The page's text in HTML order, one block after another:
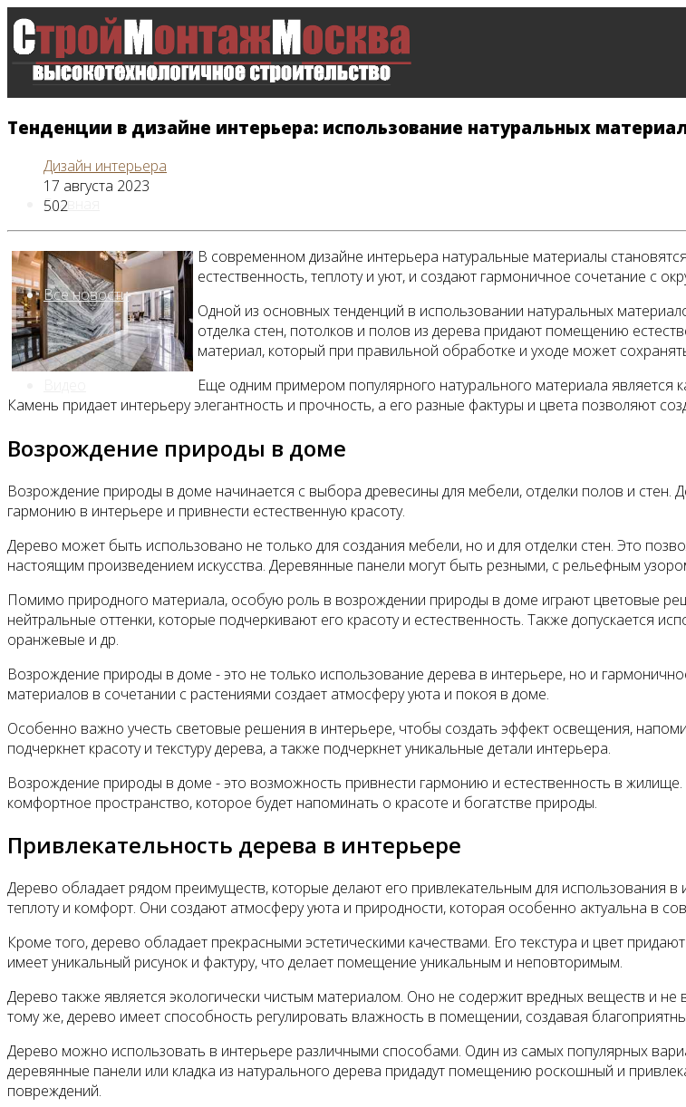
Главная
Все новости
Тенденции в дизайне интерьера: использование натуральных
Дизайн интерьера
17 августа 2023
502
В современном дизайне интерьера натуральные материалы
естественность, теплоту и уют, и создают гармоничное сочетание с
Одной из основных тенденций в использовании натуральных
отделка стен, потолков и полов из дерева придают помещению
материал, который при правильной обработке и уходе может
Еще одним примером популярного натурального материала является
Камень придает интерьеру элегантность и прочность, а его разные фактуры и цвета позволяют
Возрождение природы в доме
Возрождение природы в доме начинается с выбора древесины для мебели, отделки полов и стен.
гармонию в интерьере и привнести естественную красоту.
Дерево может быть использовано не только для создания мебели, но и для отделки стен. Это
настоящим произведением искусства. Деревянные панели могут быть резными, с рельефным
Помимо природного материала, особую роль в возрождении природы в доме играют цветовые
нейтральные оттенки, которые подчеркивают его красоту и естественность. Также допускается
оранжевые и др.
Возрождение природы в доме - это не только использование дерева в интерьере, но и
материалов в сочетании с растениями создает атмосферу уюта и покоя в доме.
Особенно важно учесть световые решения в интерьере, чтобы создать эффект освещения,
подчеркнет красоту и текстуру дерева, а также подчеркнет уникальные детали интерьера.
Возрождение природы в доме - это возможность привнести гармонию и естественность в
комфортное пространство, которое будет напоминать о красоте и богатстве природы.
Привлекательность дерева в интерьере
Дерево обладает рядом преимуществ, которые делают его привлекательным для
теплоту и комфорт. Они создают атмосферу уюта и природности, которая особенно актуальна в
Кроме того, дерево обладает прекрасными эстетическими качествами. Его текстура и цвет
имеет уникальный рисунок и фактуру, что делает помещение уникальным и неповторимым.
Дерево также является экологически чистым материалом. Оно не содержит вредных веществ и
тому же, дерево имеет способность регулировать влажность в помещении, создавая
Дерево можно использовать в интерьере различными способами. Один из самых популярных
деревянные панели или кладка из натурального дерева придадут помещению роскошный и
повреждений.